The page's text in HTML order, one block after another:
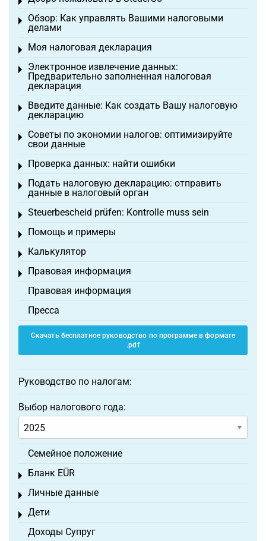
Обзор: Как управлять Вашими налоговыми
делами
Toggle menu
Моя налоговая декларация
Toggle menu
Электронное извлечение данных:
Предварительно заполненная налоговая
декларация
Toggle menu
Введите данные: Как создать Вашу налоговую
декларацию
Toggle menu
Советы по экономии налогов: оптимизируйте
свои данные
Toggle menu
Проверка данных: найти ошибки
Toggle menu
Подать налоговую декларацию: отправить
данные в налоговый орган
Toggle menu
Steuerbescheid prüfen: Kontrolle muss sein
Toggle menu
Помощь и примеры
Toggle menu
Калькулятор
Toggle menu
Правовая информация
Toggle menu
Правовая информация
Пресса
Скачать бесплатное руководство по программе в формате
.pdf
Руководство по налогам:
Выбор налогового года:
Семейное положение
Бланк EÜR
Toggle menu
Личные данные
Toggle menu
Дети
Toggle menu
Доходы Супруг